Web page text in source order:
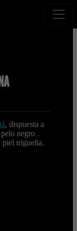
, dispuesta a
negro .
piel trigueña.